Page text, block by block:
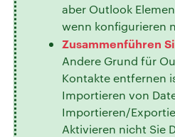
aber Outlook
wenn konfigurieren
Zusammenführen
Andere Grund für
Kontakte entfernen
Importieren von
Importieren/
Aktivieren nicht Sie